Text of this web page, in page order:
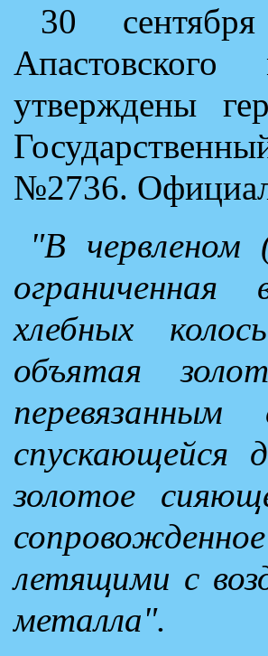
30
утверждены
№2736.
"В червленом
хлебных
объятая
перевязанным
золотое
летящими с
металла".